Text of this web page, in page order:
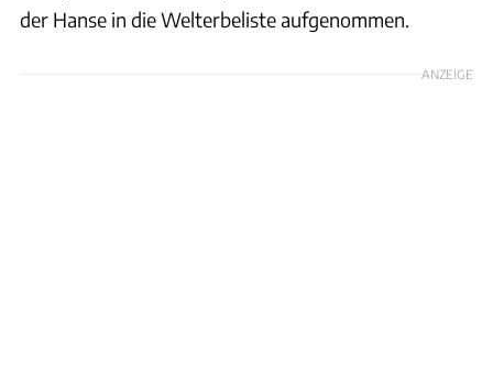
der Hanse in die Welterbeliste aufgenommen.
ANZEIGE